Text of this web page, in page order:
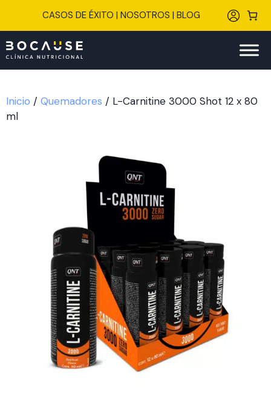
CASOS DE ÉXITO | NOSOTROS | BLOG
Inicio / Quemadores / L-Carnitine 3000 Shot 12 x 80
ml